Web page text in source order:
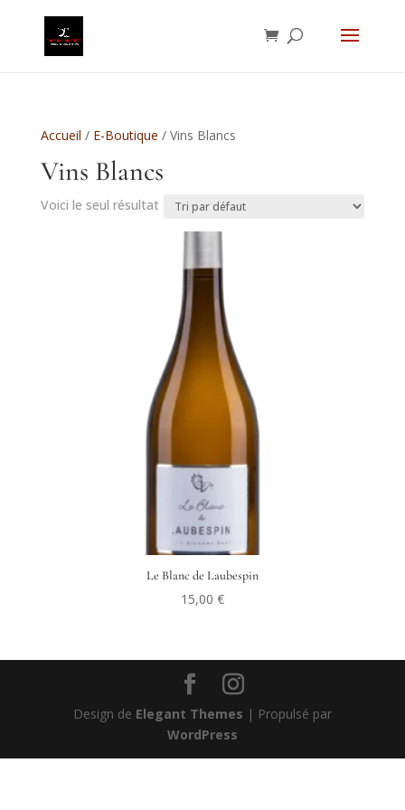
Accueil / E-Boutique / Vins Blancs
Vins Blancs
Voici le seul résultat
Le Blanc de Laubespin
15,00 €
Design de Elegant Themes | Propulsé par
WordPress